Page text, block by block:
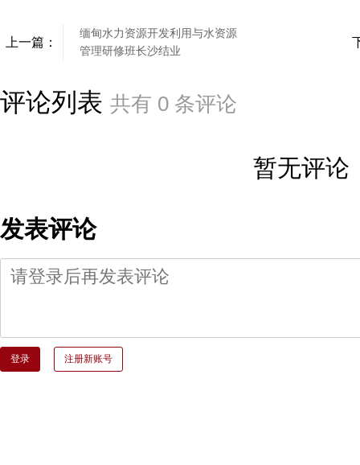
上一篇：
缅甸水力资源开发利用与水资源
管理研修班长沙结业
评论列表 共有 0 条评论
暂无评论
发表评论
登录 注册新账号